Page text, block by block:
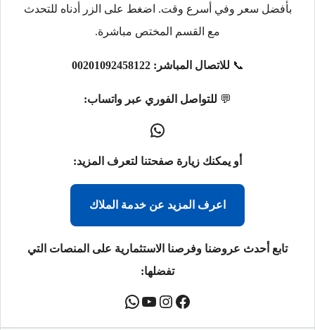
بأفضل سعر وفي أسرع وقت. اضغط على الزر أدناه للتحدث
مع القسم المختص مباشرة.
📞 للاتصال المباشر: 00201092458122
💬 للتواصل الفوري عبر واتساب:
أو يمكنك زيارة صفحتنا لتعرف المزيد:
اعرف المزيد عن خدمة الملاك
تابع أحدث عروضنا وفرصنا الاستثمارية على المنصات التي
تفضلها: